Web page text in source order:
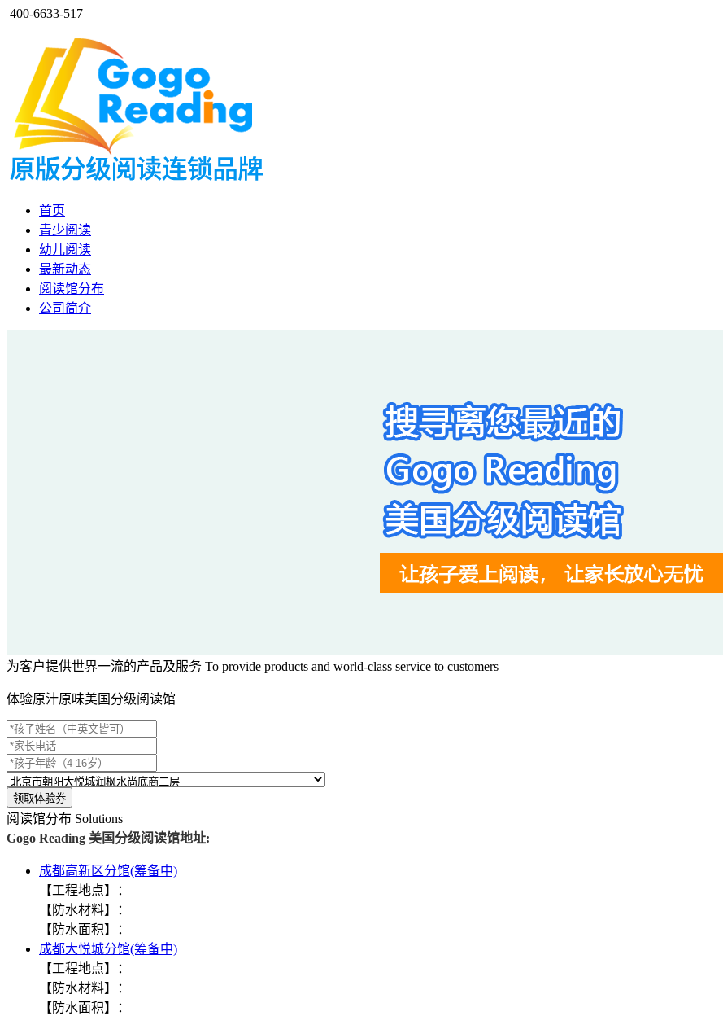
400-6633-517
首页
青少阅读
幼儿阅读
最新动态
阅读馆分布
公司简介
为客户提供世界一流的产品及服务 To provide products and world-class service to customers
体验原汁原味美国分级阅读馆
阅读馆分布 Solutions
Gogo Reading 美国分级阅读馆地址:
成都高新区分馆(筹备中)
【工程地点】：
【防水材料】：
【防水面积】：
成都大悦城分馆(筹备中)
【工程地点】：
【防水材料】：
【防水面积】：